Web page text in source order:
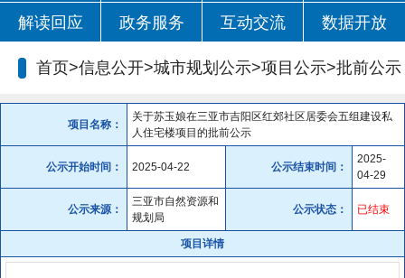
解读回应 政务服务 互动交流 数据开放
首页>信息公开>城市规划公示>项目公示>批前公示
项目名称：
关于苏玉娘在三亚市吉阳区红郊社区居委会五组建设私
人住宅楼项目的批前公示
公示开始时间： 2025-04-22 公示结束时间：
2025-
04-29
公示来源：
三亚市自然资源和
规划局
公示状态： 已结束
项目详情